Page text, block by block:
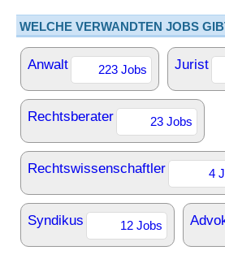
WELCHE VERWANDTEN JOBS
Anwalt 223 Jobs Jurist
Rechtsberater 23 Jobs
Rechtswissenschaftler 4
Syndikus 12 Jobs